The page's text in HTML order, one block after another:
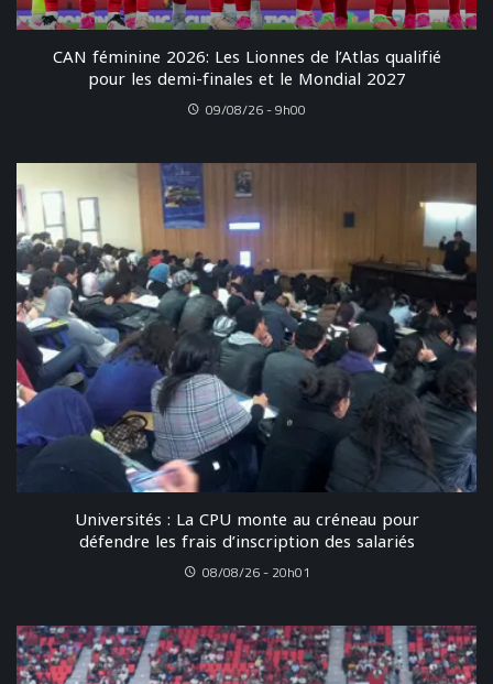
CAN féminine 2026: Les Lionnes de l’Atlas qualifié
pour les demi-finales et le Mondial 2027
09/08/26 - 9h00
Universités : La CPU monte au créneau pour
défendre les frais d’inscription des salariés
08/08/26 - 20h01